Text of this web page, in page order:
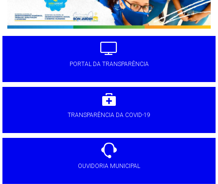
PORTAL DA TRANSPARÊNCIA
TRANSPARÊNCIA DA COVID-19
OUVIDORIA MUNICIPAL